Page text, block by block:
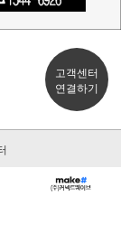
고객센터
연결하기